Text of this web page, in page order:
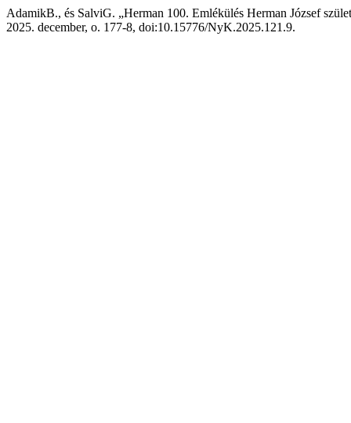
AdamikB., és SalviG. „Herman 100. Emlékülés Herman József
2025. december, o. 177-8, doi:10.15776/NyK.2025.121.9.